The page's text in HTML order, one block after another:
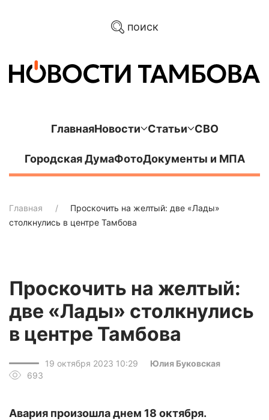
поиск
ГлавнаяНовости Статьи СВО
Городская ДумаФотоДокументы и МПА
Главная
Проскочить на желтый: две «Лады»
столкнулись в центре Тамбова
Проскочить на желтый:
две «Лады» столкнулись
в центре Тамбова
19 октября 2023 10:29
Юлия Буковская
693
Авария произошла днем 18 октября.